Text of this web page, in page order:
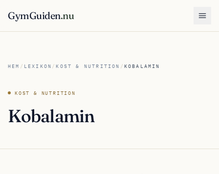
GymGuiden.nu
HEM / LEXIKON /KOST & NUTRITION / KOBALAMIN
KOST & NUTRITION
Kobalamin